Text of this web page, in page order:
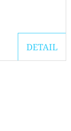
DETAIL